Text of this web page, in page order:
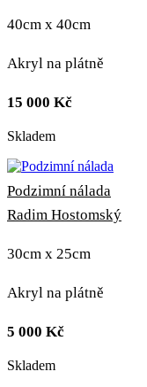
40cm x 40cm
Akryl na plátně
15 000 Kč
Skladem
Podzimní nálada
Radim Hostomský
30cm x 25cm
Akryl na plátně
5 000 Kč
Skladem